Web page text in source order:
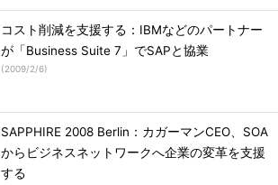
コスト削減を支援する：IBMなどのパートナー
が「Business Suite 7」でSAPと協業
(2009/2/6)
SAPPHIRE 2008 Berlin：カガーマンCEO、SOA
からビジネスネットワークへ企業の変革を支援
する